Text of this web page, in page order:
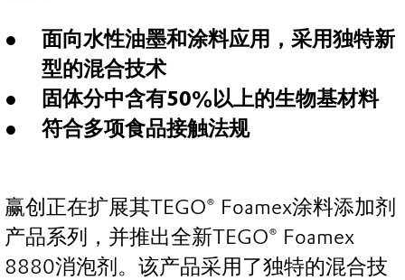
面向水性油墨和涂料应用，采用独特新
型的混合技术
固体分中含有50%以上的生物基材料
符合多项食品接触法规
赢创正在扩展其TEGO® Foamex涂料添加剂
产品系列，并推出全新TEGO® Foamex
8880消泡剂。该产品采用了独特的混合技